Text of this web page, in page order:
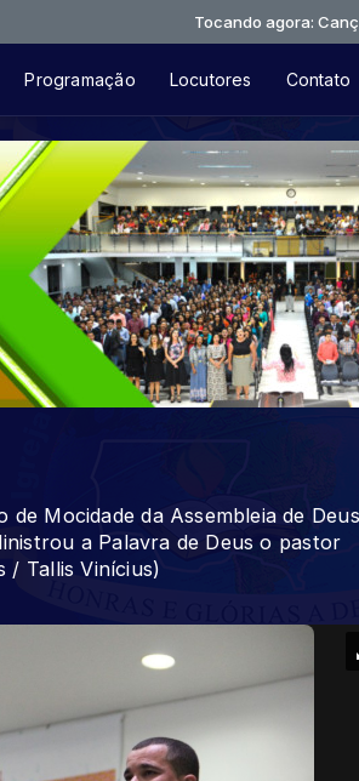
Tocando agora: Canção e
Programação Locutores Contato
Mocidade da Assembleia de
a Palavra de Deus o pastor
/ Tallis Vinícius)